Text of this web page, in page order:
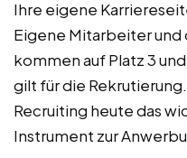
Ihre eigene
Eigene Mitarbeiter
kommen auf Platz 3
gilt für die
Recruiting heute das
Instrument zur